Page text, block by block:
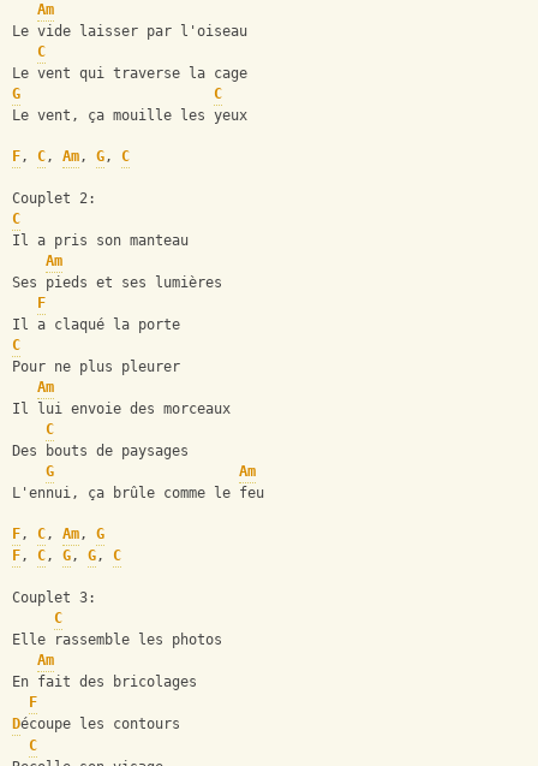
Am
Le vide laisser par l'oiseau
C
Le vent qui traverse la cage
G
C
Le vent, ça mouille les yeux
F, C, Am, G, C
Couplet 2:
C
Il a pris son manteau
Am
Ses pieds et ses lumières
F
Il a claqué la porte
C
Pour ne plus pleurer
Am
Il lui envoie des morceaux
C
Des bouts de paysages
G
Am
L'ennui, ça brûle comme le feu
F, C, Am, G
F, C, G, G, C
Couplet 3:
C
Elle rassemble les photos
Am
En fait des bricolages
F
Découpe les contours
C